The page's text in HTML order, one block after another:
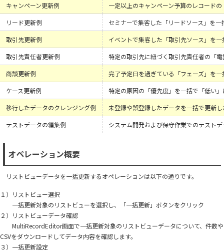
キャンペーン更新例
一定以上のキャンペーン予算のレコード
リード更新例
セミナーで集客した「リードソース」を
取引先更新例
イベントで集客した「取引先ソース」を
取引先責任者更新例
特定の取引先に紐づく取引先責任者の「
商談更新例
完了予定日を過ぎている「フェーズ」を
ケース更新例
特定の原因の「優先度」を一括で「低い
移行したデータのクレンジング例
未登録や誤登録したデータを一括で更新し
テストデータの編集例
システム開発および保守作業でのテスト
オペレーション概要
リストビューデータを一括更新するオペレーションは以下の通りです。
１）リストビュー選択
一括更新対象のリストビューを選択し、「一括更新」ボタンをクリック
２）リストビューデータ確認
MultiRecordEditor画面で一括更新対象のリストビューデータについて、件数や
CSVをダウンロードしてデータ内容を確認します。
３）一括更新設定